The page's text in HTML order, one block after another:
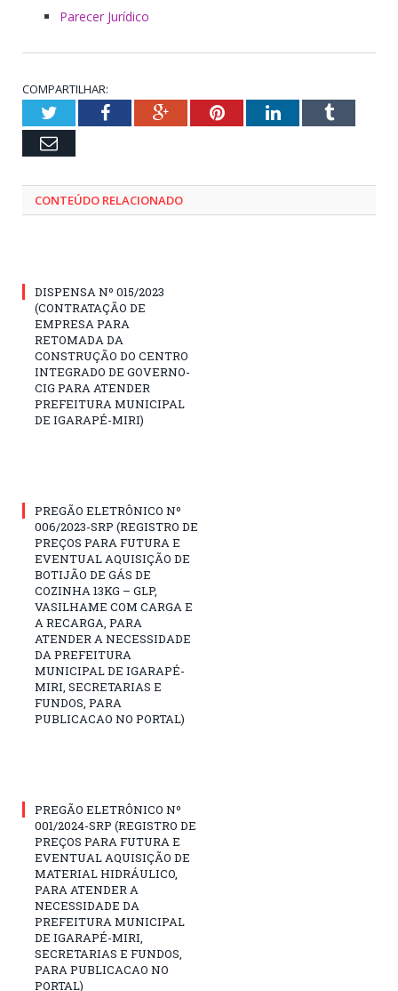
Parecer Jurídico
COMPARTILHAR:
TwitterFacebookGoogle+PinterestLinkedInTumblr
Email
CONTEÚDO RELACIONADO
DISPENSA Nº 015/2023
(CONTRATAÇÃO DE
EMPRESA PARA
RETOMADA DA
CONSTRUÇÃO DO CENTRO
INTEGRADO DE GOVERNO-
CIG PARA ATENDER
PREFEITURA MUNICIPAL
DE IGARAPÉ-MIRI)
PREGÃO ELETRÔNICO Nº
006/2023-SRP (REGISTRO DE
PREÇOS PARA FUTURA E
EVENTUAL AQUISIÇÃO DE
BOTIJÃO DE GÁS DE
COZINHA 13KG – GLP,
VASILHAME COM CARGA E
A RECARGA, PARA
ATENDER A NECESSIDADE
DA PREFEITURA
MUNICIPAL DE IGARAPÉ-
MIRI, SECRETARIAS E
FUNDOS, PARA
PUBLICACAO NO PORTAL)
PREGÃO ELETRÔNICO Nº
001/2024-SRP (REGISTRO DE
PREÇOS PARA FUTURA E
EVENTUAL AQUISIÇÃO DE
MATERIAL HIDRÁULICO,
PARA ATENDER A
NECESSIDADE DA
PREFEITURA MUNICIPAL
DE IGARAPÉ-MIRI,
SECRETARIAS E FUNDOS,
PARA PUBLICACAO NO
PORTAL)